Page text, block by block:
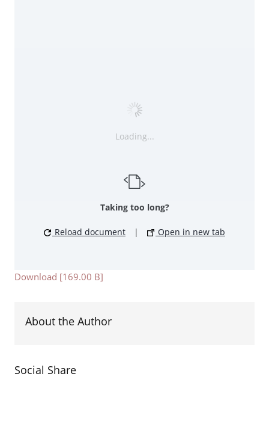
Loading...
Taking too long?
Reload document | Open in new tab
Download [169.00 B]
About the Author
Social Share